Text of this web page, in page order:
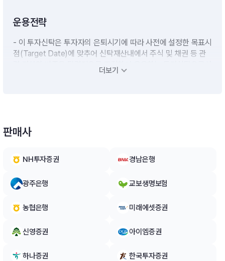
운용전략
- 이 투자신탁은 투자자의 은퇴시기에 따라 사전에 설정한 목표시
점(Target Date)에 맞추어 신탁재산내에서 주식 및 채권 등 관
련 자산의 비중을 탄력적으로 조절하여 운용하는 투자신탁으로서
주로 국내ㆍ외 집합투자증권(ETF)에 분산투자 합니다.- 이 투자
더보기
판매사
NH투자증권 경남은행
광주은행 교보생명보험
농협은행 미래에셋증권
신영증권 아이엠증권
하나증권 한국투자증권